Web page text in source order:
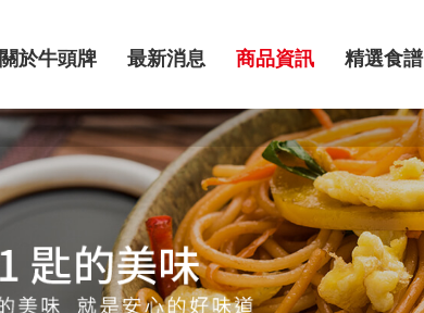
關於牛頭牌 最新消息 商品資訊 精選食譜